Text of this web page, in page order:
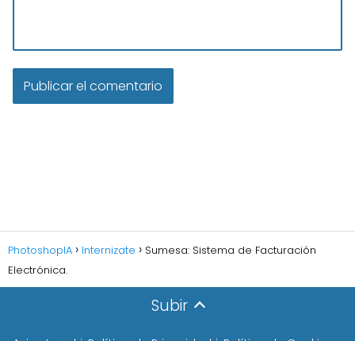
PhotoshopIA Internizate
Sumesa: Sistema de Facturación
Electrónica.
Subir